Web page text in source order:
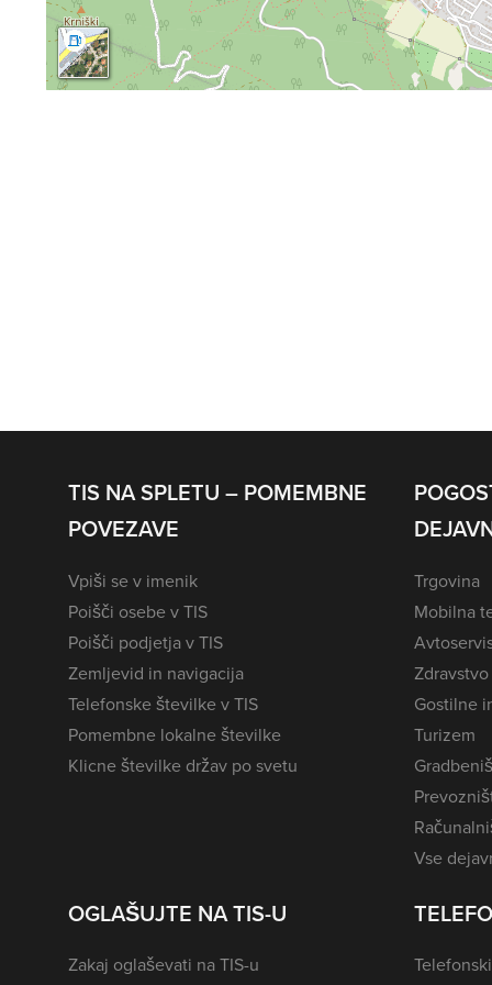
TIS NA SPLETU – POMEMBNE
POVEZAVE
Vpiši se v imenik
Poišči osebe v TIS
Poišči podjetja v TIS
Zemljevid in navigacija
Telefonske številke v TIS
Pomembne lokalne številke
Klicne številke držav po svetu
Trgovina
Mobilna
Zdravstvo
Gostilne
Turizem
Vse
OGLAŠUJTE NA TIS-U
Zakaj oglaševati na TIS-u